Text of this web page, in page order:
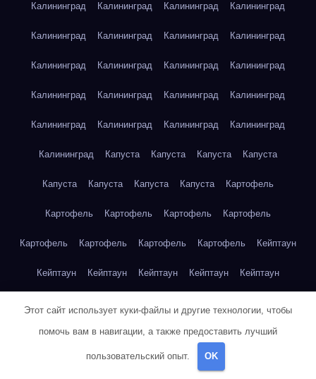
Калининград Калининград Калининград Калининград
Калининград Калининград Калининград Калининград
Калининград Калининград Калининград Калининград
Калининград Калининград Калининград Калининград
Калининград Калининград Калининград Калининград
Калининград Капуста Капуста Капуста Капуста
Капуста Капуста Капуста Капуста Картофель
Картофель Картофель Картофель Картофель
Картофель Картофель Картофель Картофель Кейптаун
Кейптаун Кейптаун Кейптаун Кейптаун Кейптаун
Кейптаун Кейптаун Кейптаун Кейптаун Кейптаун
Кейптаун Кейптаун Кейптаун
Этот сайт использует куки-файлы и другие технологии, чтобы
помочь вам в навигации, а также предоставить лучший
пользовательский опыт. OK